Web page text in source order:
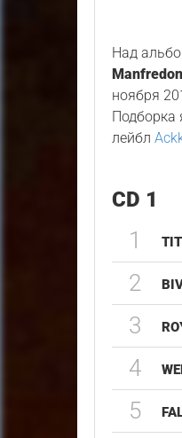
Над
ноября
Подборка
лейбл
CD 1
1
2
3
4
5